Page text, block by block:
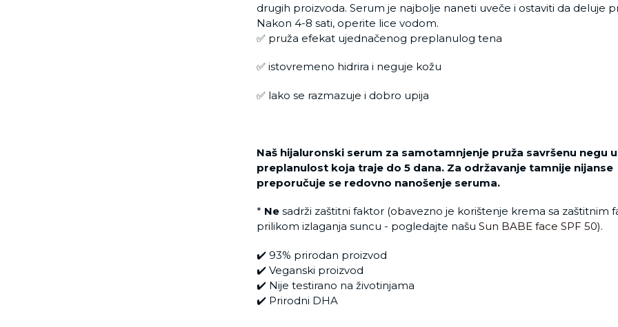
drugih proizvoda. Serum je najbolje naneti uveče i ostaviti da deluje
Nakon 4-8 sati, operite lice vodom.
✅ pruža efekat ujednačenog preplanulog tena
✅ istovremeno hidrira i neguje kožu
✅ lako se razmazuje i dobro upija
Naš hijaluronski serum za samotamnjenje pruža savršenu negu
preplanulost koja traje do 5 dana. Za održavanje tamnije nijanse
preporučuje se redovno nanošenje seruma.
* Ne sadrži zaštitni faktor (obavezno je korištenje krema sa zaštitnim
prilikom izlaganja suncu - pogledajte našu Sun BABE face SPF 50).
✔️ 93% prirodan proizvod
✔️ Veganski proizvod
✔️ Nije testirano na životinjama
✔️ Prirodni DHA